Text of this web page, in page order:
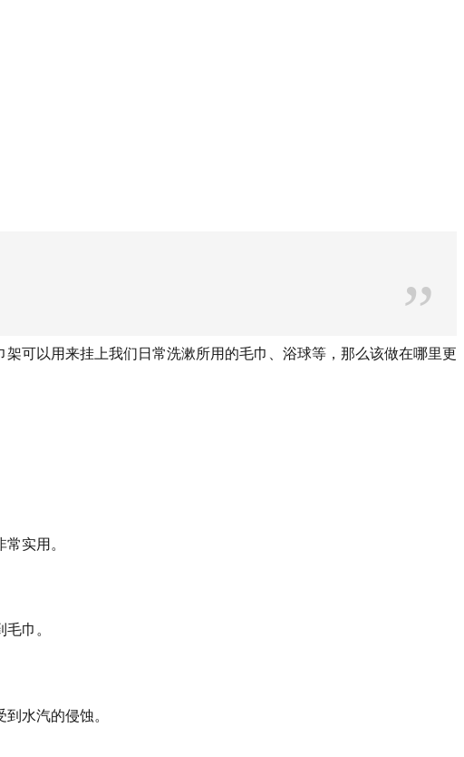
”
可以用来挂上我们日常洗漱所用的毛巾、浴球等，那么该做在哪里更
实用。
巾。
水汽的侵蚀。